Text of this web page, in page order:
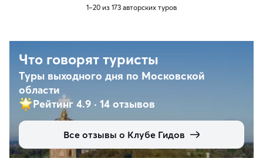
1–20 из 173 авторских туров
Что говорят туристы
Туры выходного дня по Московской
области
Рейтинг 4.9 · 14 отзывов
Все отзывы о Клубе Гидов